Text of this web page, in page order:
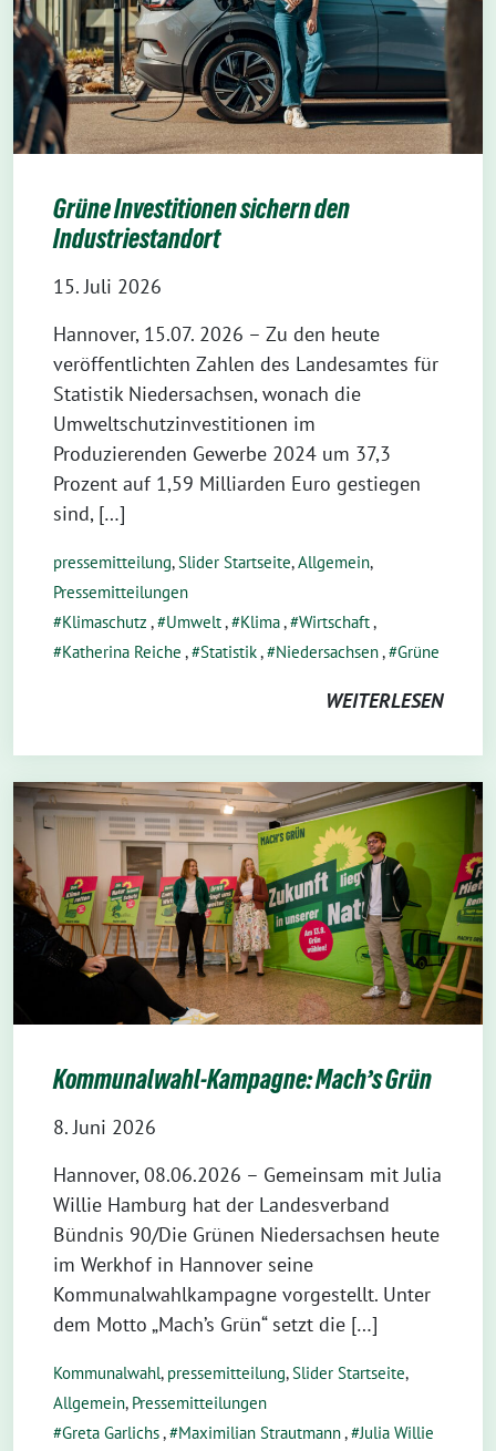
Grüne Investitionen sichern den
Industriestandort
15. Juli 2026
Hannover, 15.07. 2026 – Zu den heute
veröffentlichten Zahlen des Landesamtes für
Statistik Niedersachsen, wonach die
Umweltschutzinvestitionen im
Produzierenden Gewerbe 2024 um 37,3
Prozent auf 1,59 Milliarden Euro gestiegen
sind, […]
pressemitteilung,Slider Startseite,Allgemein,
Pressemitteilungen
Klimaschutz , Umwelt, Klima, Wirtschaft,
Katherina Reiche , Statistik, Niedersachsen, Grüne
WEITERLESEN
Kommunalwahl-Kampagne: Mach’s Grün
8. Juni 2026
Hannover, 08.06.2026 – Gemeinsam mit Julia
Willie Hamburg hat der Landesverband
Bündnis 90/Die Grünen Niedersachsen heute
im Werkhof in Hannover seine
Kommunalwahlkampagne vorgestellt. Unter
dem Motto „Mach’s Grün“ setzt die […]
Kommunalwahl, pressemitteilung,Slider Startseite,
Allgemein, Pressemitteilungen
Greta Garlichs, Maximilian Strautmann, Julia Willie